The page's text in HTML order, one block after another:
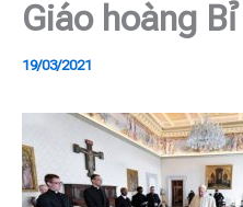
Giáo hoàng Bỉ
19/03/2021